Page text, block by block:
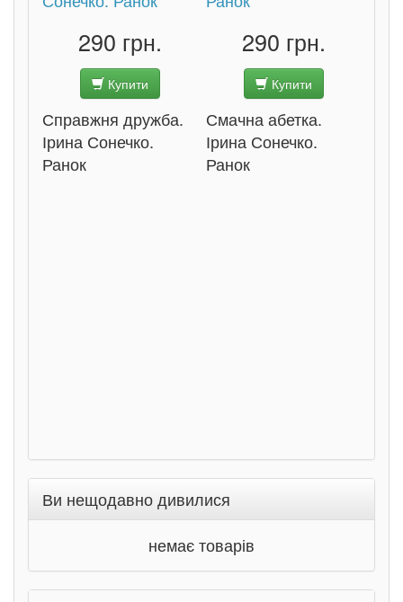
290 грн.
Купити
Справжня дружба.
Ірина Сонечко.
Ранок
290 грн.
Купити
Смачна абетка.
Ірина Сонечко.
Ранок
Ви нещодавно дивилися
немає товарів